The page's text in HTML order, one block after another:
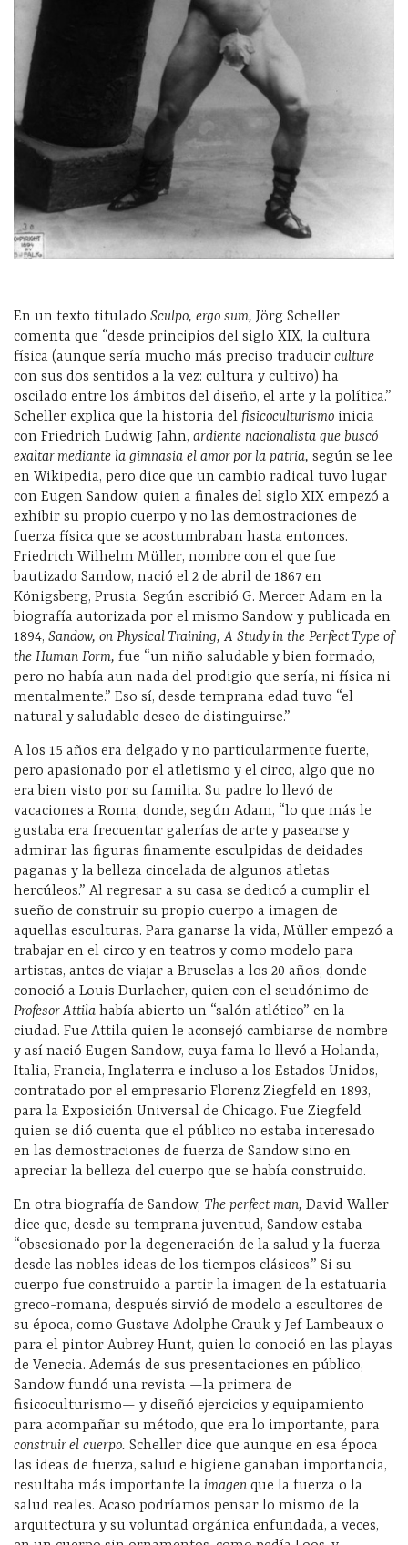
En un texto titulado Sculpo, ergo sum, Jörg Scheller
comenta que “desde principios del siglo XIX, la cultura
física (aunque sería mucho más preciso traducir culture
con sus dos sentidos a la vez: cultura y cultivo) ha
oscilado entre los ámbitos del diseño, el arte y la política.”
Scheller explica que la historia del fisicoculturismo inicia
con Friedrich Ludwig Jahn, ardiente nacionalista que buscó
exaltar mediante la gimnasia el amor por la patria, según se lee
en Wikipedia, pero dice que un cambio radical tuvo lugar
con Eugen Sandow, quien a finales del siglo XIX empezó a
exhibir su propio cuerpo y no las demostraciones de
fuerza física que se acostumbraban hasta entonces.
Friedrich Wilhelm Müller, nombre con el que fue
bautizado Sandow, nació el 2 de abril de 1867 en
Königsberg, Prusia. Según escribió G. Mercer Adam en la
biografía autorizada por el mismo Sandow y publicada en
1894, Sandow, on Physical Training, A Study in the Perfect Type of
the Human Form, fue “un niño saludable y bien formado,
pero no había aun nada del prodigio que sería, ni física ni
mentalmente.” Eso sí, desde temprana edad tuvo “el
natural y saludable deseo de distinguirse.”
A los 15 años era delgado y no particularmente fuerte,
pero apasionado por el atletismo y el circo, algo que no
era bien visto por su familia. Su padre lo llevó de
vacaciones a Roma, donde, según Adam, “lo que más le
gustaba era frecuentar galerías de arte y pasearse y
admirar las figuras finamente esculpidas de deidades
paganas y la belleza cincelada de algunos atletas
hercúleos.” Al regresar a su casa se dedicó a cumplir el
sueño de construir su propio cuerpo a imagen de
aquellas esculturas. Para ganarse la vida, Müller empezó a
trabajar en el circo y en teatros y como modelo para
artistas, antes de viajar a Bruselas a los 20 años, donde
conoció a Louis Durlacher, quien con el seudónimo de
Profesor Attila había abierto un “salón atlético” en la
ciudad. Fue Attila quien le aconsejó cambiarse de nombre
y así nació Eugen Sandow, cuya fama lo llevó a Holanda,
Italia, Francia, Inglaterra e incluso a los Estados Unidos,
contratado por el empresario Florenz Ziegfeld en 1893,
para la Exposición Universal de Chicago. Fue Ziegfeld
quien se dió cuenta que el público no estaba interesado
en las demostraciones de fuerza de Sandow sino en
apreciar la belleza del cuerpo que se había construido.
En otra biografía de Sandow, The perfect man, David Waller
dice que, desde su temprana juventud, Sandow estaba
“obsesionado por la degeneración de la salud y la fuerza
desde las nobles ideas de los tiempos clásicos.” Si su
cuerpo fue construido a partir la imagen de la estatuaria
greco-romana, después sirvió de modelo a escultores de
su época, como Gustave Adolphe Crauk y Jef Lambeaux o
para el pintor Aubrey Hunt, quien lo conoció en las playas
de Venecia. Además de sus presentaciones en público,
Sandow fundó una revista —la primera de
fisicoculturismo— y diseñó ejercicios y equipamiento
para acompañar su método, que era lo importante, para
construir el cuerpo. Scheller dice que aunque en esa época
las ideas de fuerza, salud e higiene ganaban importancia,
resultaba más importante la imagen que la fuerza o la
salud reales. Acaso podríamos pensar lo mismo de la
arquitectura y su voluntad orgánica enfundada, a veces,